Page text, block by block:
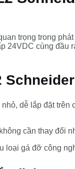
trọng trong
24VDC cùng
dễ lắp đặt
cần thay đổi
gá đỡ công